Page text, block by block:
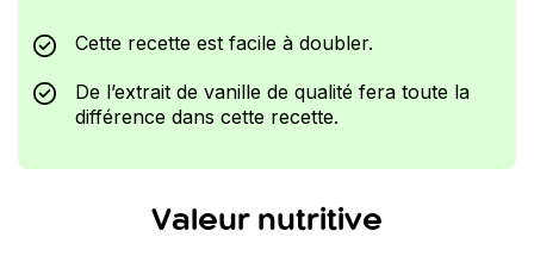
Cette recette est facile à doubler.
De l’extrait de vanille de qualité fera toute la
différence dans cette recette.
Valeur nutritive